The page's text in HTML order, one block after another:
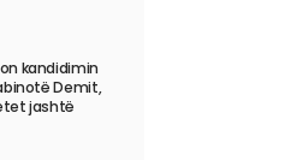
kandidimin
Demit,
jashtë